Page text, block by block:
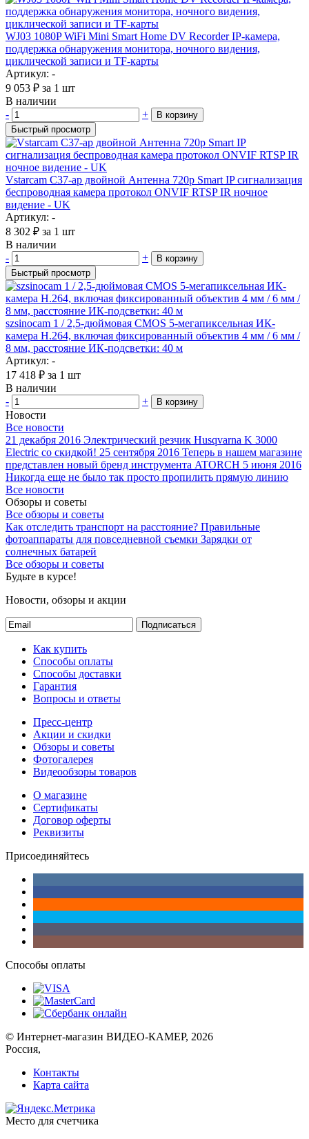
WJ03 1080P WiFi Mini Smart Home DV Recorder IP-камера,
поддержка обнаружения монитора, ночного видения,
циклической записи и TF-карты
Артикул: -
9 053 ₽ за 1 шт
В наличии
-
+
В корзину
Быстрый просмотр
Vstarcam C37-ар двойной Антенна 720p Smart IP сигнализация
беспроводная камера протокол ONVIF RTSP IR ночное
видение - UK
Артикул: -
8 302 ₽ за 1 шт
В наличии
-
+
В корзину
Быстрый просмотр
szsinocam 1 / 2,5-дюймовая CMOS 5-мегапиксельная ИК-
камера H.264, включая фиксированный объектив 4 мм / 6 мм /
8 мм, расстояние ИК-подсветки: 40 м
Артикул: -
17 418 ₽ за 1 шт
В наличии
-
+ В корзину
Новости
Все новости
21 декабря 2016 Электрический резчик Husqvarna K 3000
Electric со скидкой! 25 сентября 2016 Теперь в нашем магазине
представлен новый бренд инструмента ATORCH 5 июня 2016
Никогда еще не было так просто пропилить прямую линию
Все новости
Обзоры и советы
Все обзоры и советы
Как отследить транспорт на расстояние? Правильные
фотоаппараты для повседневной съемки Зарядки от
солнечных батарей
Все обзоры и советы
Будьте в курсе!
Новости, обзоры и акции
Подписаться
Как купить
Способы оплаты
Способы доставки
Гарантия
Вопросы и ответы
Пресс-центр
Акции и скидки
Обзоры и советы
Фотогалерея
Видеообзоры товаров
О магазине
Сертификаты
Договор оферты
Реквизиты
Присоединяйтесь
Способы оплаты
© Интернет-магазин ВИДЕО-КАМЕР, 2026
Россия,
Контакты
Карта сайта
Место для счетчика